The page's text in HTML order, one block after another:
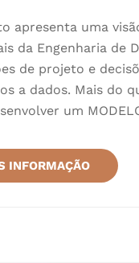
apresenta uma
da Engenharia de
de projeto e
a dados. Mais do
um
INFORMAÇÃO